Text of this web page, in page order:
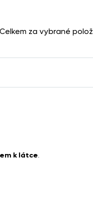
Celkem za vybrané
k látce.